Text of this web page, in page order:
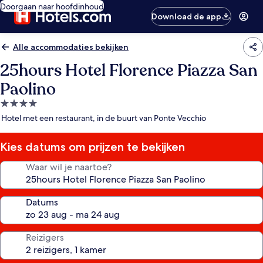
Doorgaan naar hoofdinhoud
Download de app
Alle accommodaties bekijken
25hours Hotel Florence Piazza San
Paolino
4.0-
sterrenaccommodatie
Hotel met een restaurant, in de buurt van Ponte Vecchio
Kies datums om prijzen te bekijken
Waar wil je naartoe?
Datums
Reizigers